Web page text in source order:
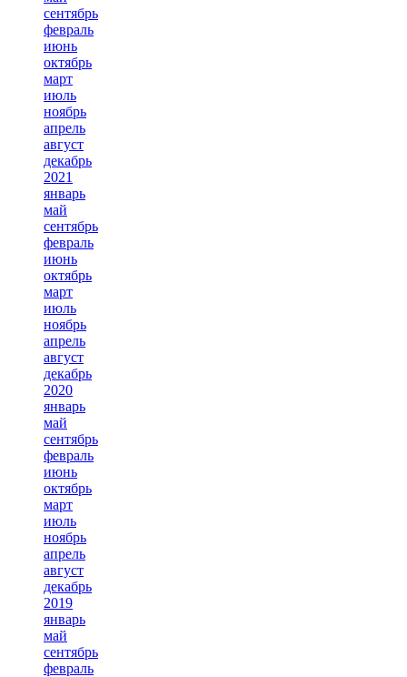
сентябрь
февраль
июнь
октябрь
март
июль
ноябрь
апрель
август
декабрь
2021
январь
май
сентябрь
февраль
июнь
октябрь
март
июль
ноябрь
апрель
август
декабрь
2020
январь
май
сентябрь
февраль
июнь
октябрь
март
июль
ноябрь
апрель
август
декабрь
2019
январь
май
сентябрь
февраль